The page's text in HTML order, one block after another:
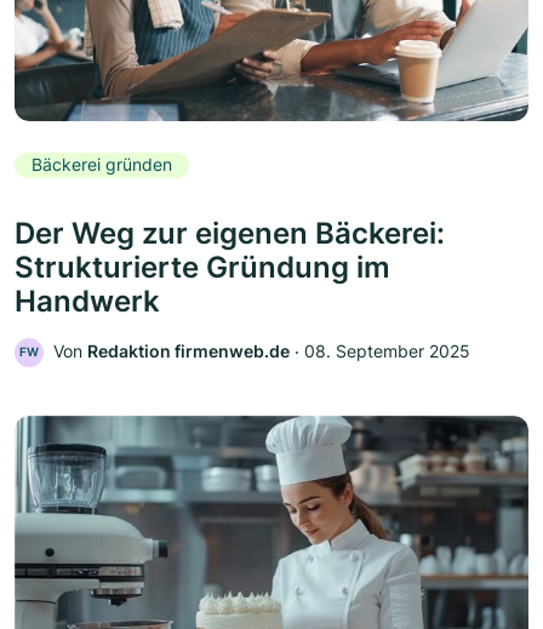
Bäckerei gründen
Der Weg zur eigenen Bäckerei:
Strukturierte Gründung im
Handwerk
FW Von Redaktion firmenweb.de ‧ 08. September 2025